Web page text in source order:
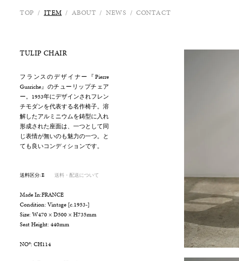
TOP / ITEM / ABOUT /NEWS /CONTACT
TULIP CHAIR
フランスのデザイナー『Pierre
Guariche』のチューリップチェア
ー。1953年にデザインされフレン
チモダンを代表する名作椅子。溶
解したアルミニウムを鋳型に入れ
形成された座面は、一つとして同
じ表情が無いのも魅力の一つ。と
ても良いコンディションです。
送料区分: E 送料・配送について
Made In:FRANCE
Condition: Vintage [c.1953-]
Size: W470 × D500 × H735mm
Seat Height: 440mm
NOo: CH114